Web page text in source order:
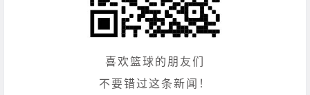
喜欢篮球的朋友们
不要错过这条新闻！